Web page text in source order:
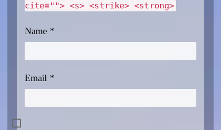
cite=""> <s> <strike> <strong>
Name *
Email *